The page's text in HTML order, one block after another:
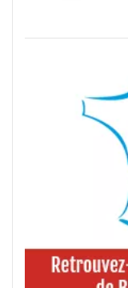
Strachan 777
l'inventeur du
Zéro
l'ensemble de
Ce que vous
Ardoise
d'Italie, taillée
Pieds et
érable,
Système de
d'office